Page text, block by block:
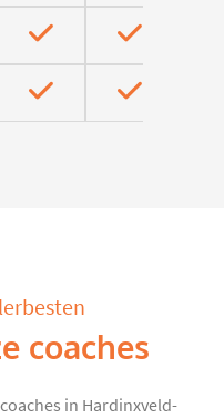
coaches
in Hardinxveld-